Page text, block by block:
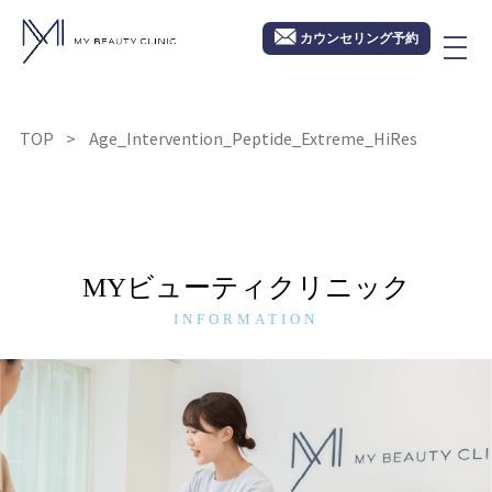
カウンセリング予約
TOP Age_Intervention_Peptide_Extreme_HiRes
MYビューティクリニック
INFORMATION